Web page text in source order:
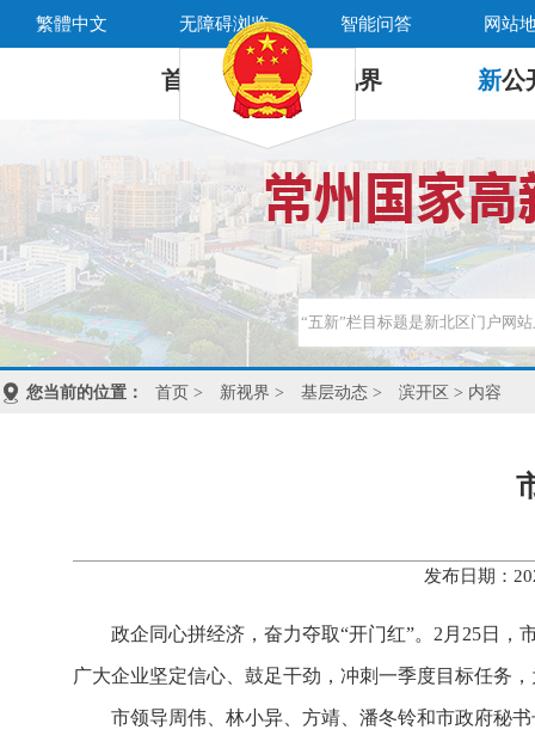
繁體中文 无障碍浏览 智能问答 网站
首 页 新 视界 新公
您当前的位置： 首页 > 新视界 > 基层动态 > 滨开区 > 内容
发布日期：
政企同心拼经济，奋力夺取“开门红”。2月25日
广大企业坚定信心、鼓足干劲，冲刺一季度目标任务
市领导周伟、林小异、方靖、潘冬铃和市政府秘